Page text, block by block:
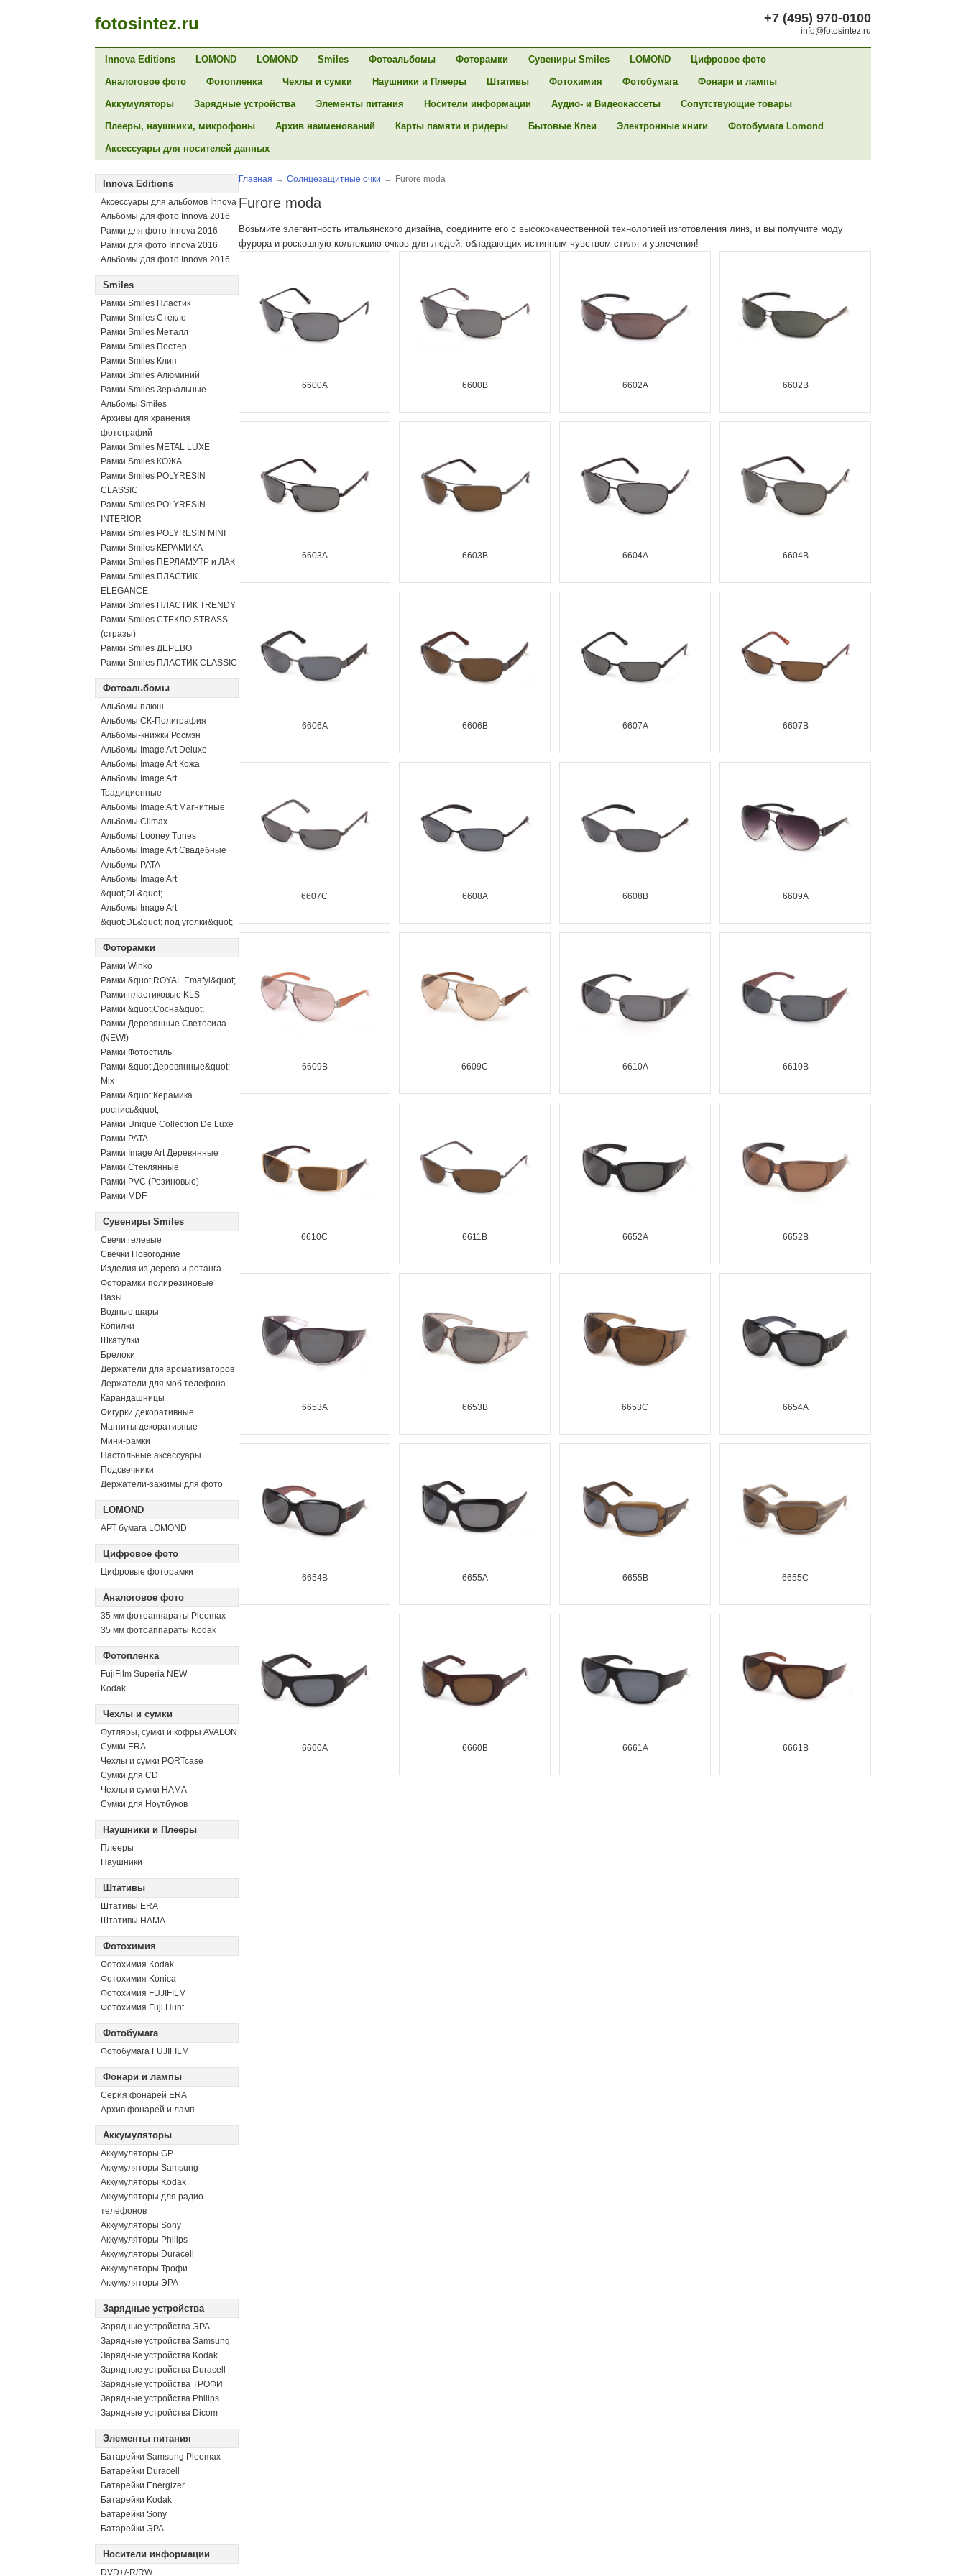
fotosintez.ru +7 (495) 970-0100
info@fotosintez.ru
Innova Editions LOMOND LOMOND Smiles Фотоальбомы Фоторамки Сувениры Smiles LOMOND Цифровое фото
Аналоговое фото Фотопленка Чехлы и сумки Наушники и Плееры Штативы Фотохимия Фотобумага Фонари и лампы
Аккумуляторы Зарядные устройства Элементы питания Носители информации Аудио- и Видеокассеты Сопутствующие товары
Плееры, наушники, микрофоны Архив наименований Карты памяти и ридеры Бытовые Клеи Электронные книги Фотобумага Lomond
Аксессуары для носителей данных
Innova Editions
Аксессуары для альбомов Innova
Альбомы для фото Innova 2016
Рамки для фото Innova 2016
Рамки для фото Innova 2016
Альбомы для фото Innova 2016
Smiles
Рамки Smiles Пластик
Рамки Smiles Стекло
Рамки Smiles Металл
Рамки Smiles Постер
Рамки Smiles Клип
Рамки Smiles Алюминий
Рамки Smiles Зеркальные
Альбомы Smiles
Архивы для хранения
фотографий
Рамки Smiles METAL LUXE
Рамки Smiles КОЖА
Рамки Smiles POLYRESIN
CLASSIC
Рамки Smiles POLYRESIN
INTERIOR
Рамки Smiles POLYRESIN MINI
Рамки Smiles КЕРАМИКА
Рамки Smiles ПЕРЛАМУТР и ЛАК
Рамки Smiles ПЛАСТИК
ELEGANCE
Рамки Smiles ПЛАСТИК TRENDY
Рамки Smiles СТЕКЛО STRASS
(стразы)
Рамки Smiles ДЕРЕВО
Рамки Smiles ПЛАСТИК CLASSIC
Фотоальбомы
Альбомы плюш
Альбомы СК-Полиграфия
Альбомы-книжки Росмэн
Альбомы Image Art Deluxe
Альбомы Image Art Кожа
Альбомы Image Art
Традиционные
Альбомы Image Art Магнитные
Альбомы Climax
Альбомы Looney Tunes
Альбомы Image Art Свадебные
Альбомы PATA
Альбомы Image Art
&quot;DL&quot;
Альбомы Image Art
&quot;DL&quot; под уголки&quot;
Фоторамки
Рамки Winko
Рамки &quot;ROYAL Emafyl&quot;
Рамки пластиковые KLS
Рамки &quot;Сосна&quot;
Рамки Деревянные Светосила
(NEW!)
Рамки Фотостиль
Рамки &quot;Деревянные&quot;
Mix
Рамки &quot;Керамика
роспись&quot;
Рамки Unique Collection De Luxe
Рамки PATA
Рамки Image Art Деревянные
Рамки Стеклянные
Рамки PVC (Резиновые)
Рамки MDF
Сувениры Smiles
Свечи гелевые
Свечки Новогодние
Изделия из дерева и ротанга
Фоторамки полирезиновые
Вазы
Водные шары
Копилки
Шкатулки
Брелоки
Держатели для ароматизаторов
Держатели для моб телефона
Карандашницы
Фигурки декоративные
Магниты декоративные
Мини-рамки
Настольные аксессуары
Подсвечники
Держатели-зажимы для фото
LOMOND
АРТ бумага LOMOND
Цифровое фото
Цифровые фоторамки
Аналоговое фото
35 мм фотоаппараты Pleomax
35 мм фотоаппараты Kodak
Фотопленка
FujiFilm Superia NEW
Kodak
Чехлы и сумки
Футляры, сумки и кофры AVALON
Сумки ERA
Чехлы и сумки PORTcase
Сумки для CD
Чехлы и сумки HAMA
Сумки для Ноутбуков
Наушники и Плееры
Плееры
Наушники
Штативы
Штативы ERA
Штативы HAMA
Фотохимия
Фотохимия Kodak
Фотохимия Konica
Фотохимия FUJIFILM
Фотохимия Fuji Hunt
Фотобумага
Фотобумага FUJIFILM
Фонари и лампы
Серия фонарей ERA
Архив фонарей и ламп
Аккумуляторы
Аккумуляторы GP
Аккумуляторы Samsung
Аккумуляторы Kodak
Аккумуляторы для радио
телефонов
Аккумуляторы Sony
Аккумуляторы Philips
Аккумуляторы Duracell
Аккумуляторы Трофи
Аккумуляторы ЭРА
Зарядные устройства
Зарядные устройства ЭРА
Зарядные устройства Samsung
Зарядные устройства Kodak
Зарядные устройства Duracell
Зарядные устройства ТРОФИ
Зарядные устройства Philips
Зарядные устройства Dicom
Элементы питания
Батарейки Samsung Pleomax
Батарейки Duracell
Батарейки Energizer
Батарейки Kodak
Батарейки Sony
Батарейки ЭРА
Носители информации
DVD+/-R/RW
Главная → Солнцезащитные очки → Furore moda
Furore moda
Возьмите элегантность итальянского дизайна, соедините его с высококачественной технологией изготовления линз, и вы получите моду
фурора и роскошную коллекцию очков для людей, обладающих истинным чувством стиля и увлечения!
6600A 6600B 6602A 6602B
6603A 6603B 6604A 6604B
6606A 6606B 6607A 6607B
6607C 6608A 6608B 6609A
6609B 6609C 6610A 6610B
6610C 6611B 6652A 6652B
6653A 6653B 6653C 6654A
6654B 6655A 6655B 6655C
6660A 6660B 6661A 6661B